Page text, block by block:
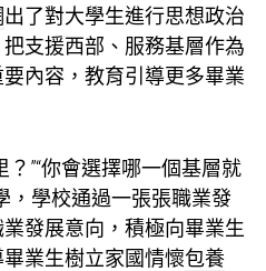
出了對大學生進行思想政治
支援西部、服務基層作為
內容，教育引導更多畢業
”“你會選擇哪一個基層就
，學校通過一張張職業發
發展意向，積極向畢業生
業生樹立家國情懷包養